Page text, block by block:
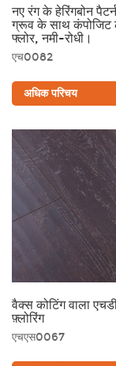
नए रंग के हेरिंगबोन
ग्रूव के साथ कंपोजिट
फ्लोर, नमी-रोधी।
एच0082
अधिक परिचय
वैक्स कोटिंग वाला
फ़्लोरिंग
एचएस0067
रंग का चयन
हमने कई रंगों के विकल्प
हुआ दिखाता है। साथ ही,
मिलेगी। आकर्षक और
शानदार घर का माहौल